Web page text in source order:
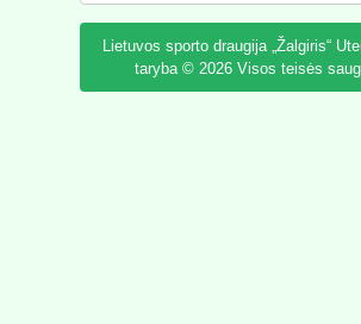
Lietuvos sporto draugija „Žalgiris“
taryba © 2026 Visos teisės